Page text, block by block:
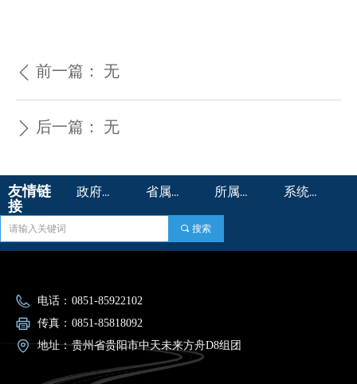
ꄴ 前一篇： 无
ꄲ 后一篇： 无
电话： 0851-85922102
传真： 0851-85818092
地址：贵州省贵阳市中天未来方舟D8组团
끠 搜索
友情链
接
政府机构 > 省属国企> 所属企业 > 系统平台 >